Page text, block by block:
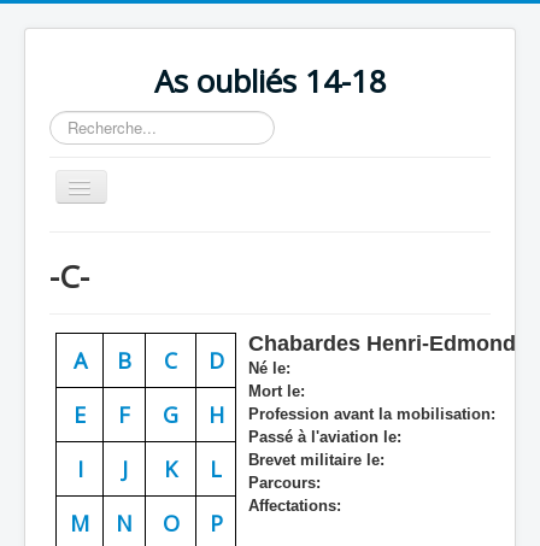
As oubliés 14-18
Rechercher
Basculer
la
Chronologie
Escadrilles
Organisation
Avions
Formation
Doctrines
-C-
A B C
D
E
F G
H
I
J K
L
M
N O
P
Chabardes Henri-Edmond
Né le:
Mort le:
Profession avant la mobilisation:
Passé à l'aviation le:
Brevet militaire le:
Parcours:
Affectations: